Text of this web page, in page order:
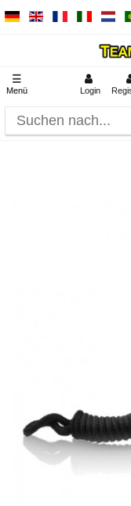
☰
Menü Login